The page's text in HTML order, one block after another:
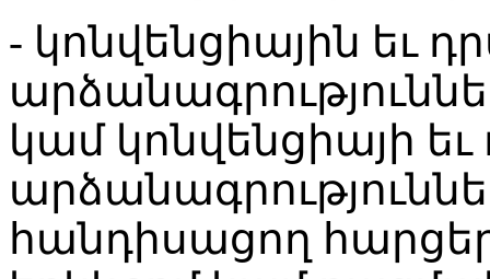
- կոնվենցիային եւ
կամ կոնվենցիայի
հանդիսացող